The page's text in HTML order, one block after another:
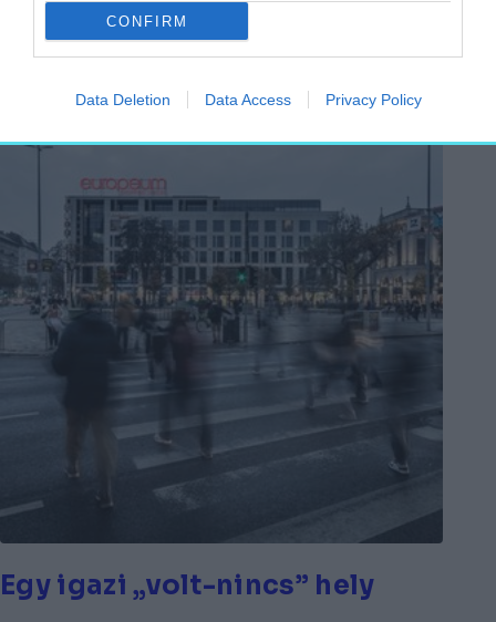
CONFIRM
Data Deletion Data Access Privacy Policy
A heti kínálatot havonta egy nagyszabású
koncert teszi még izgalmasabbá.
Egy igazi „volt-nincs” hely